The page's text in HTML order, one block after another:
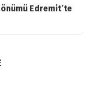
Edremit’te